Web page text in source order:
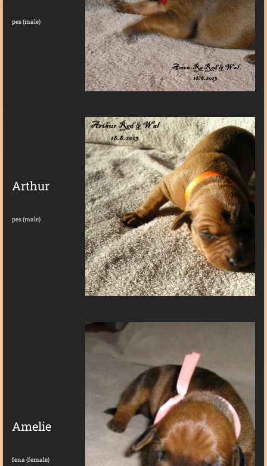
pes (male)
Arthur
pes (male)
Amelie
fena (female)